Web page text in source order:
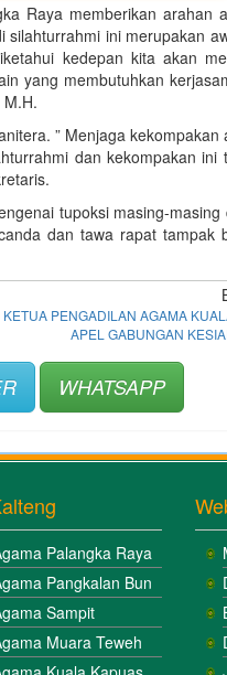
Raya memberikan arahan
ini merupakan
kedepan kita akan
yang membutuhkan
” Menjaga kekompakan
dan kekompakan ini
tupoksi masing-
dan tawa rapat tampak
KETUA PENGADILAN AGAMA
APEL GABUNGAN
WHATSAPP
Palangka Raya
Pangkalan Bun
Sampit
Muara Teweh